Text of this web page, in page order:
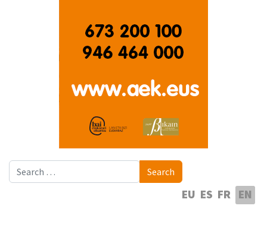
Search Search
EU ES FR EN